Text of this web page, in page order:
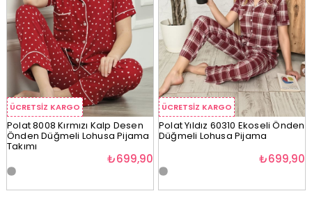
ÜCRETSIZ KARGO
Polat 8008 Kırmızı Kalp Desen
Önden Düğmeli Lohusa Pijama
Takımı
₺699,90
ÜCRETSIZ KARGO
Polat Yıldız 60310 Ekoseli Önden
Düğmeli Lohusa Pijama
₺699,90